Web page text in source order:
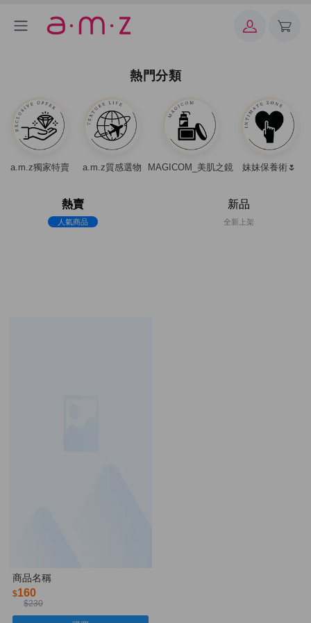
熱門分類
a.m.z獨家特賣 a.m.z質感選物 MAGICOM_美肌之鏡 妹妹保養術🌷
熱賣
人氣商品
新品
全新上架
商品名稱
$160
$230